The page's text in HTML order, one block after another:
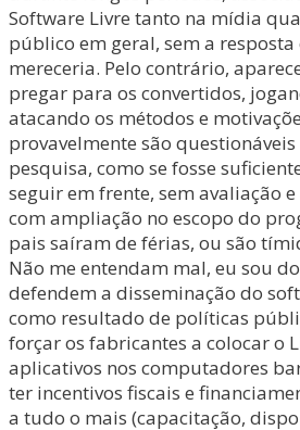
Software Livre tanto na mídia
público em geral, sem a
mereceria. Pelo contrário,
pregar para os convertidos,
atacando os métodos e
provavelmente são
pesquisa, como se fosse
seguir em frente, sem avaliação
com ampliação no escopo do
pais saíram de férias, ou são
Não me entendam mal, eu sou
defendem a disseminação do
como resultado de políticas
forçar os fabricantes a colocar o
aplicativos nos computadores
ter incentivos fiscais e
a tudo o mais (capacitação,